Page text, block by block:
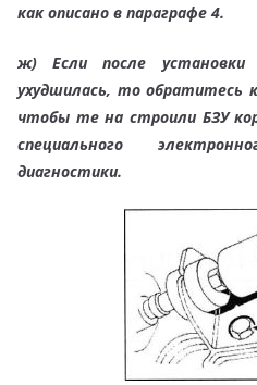
как описано в параграфе 4.
ж)
Если после установки
ухудшилась, то обратитесь
чтобы те на строили БЗУ
специального
диагностики.